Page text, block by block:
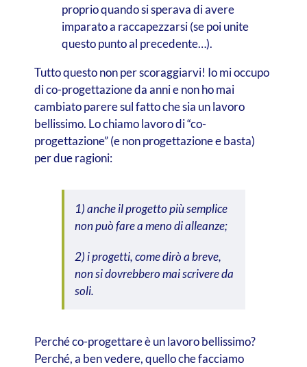
proprio quando si sperava di avere
imparato a raccapezzarsi (se poi unite
questo punto al precedente…).
Tutto questo non per scoraggiarvi! Io mi occupo
di co-progettazione da anni e non ho mai
cambiato parere sul fatto che sia un lavoro
bellissimo. Lo chiamo lavoro di “co-
progettazione” (e non progettazione e basta)
per due ragioni:
1) anche il progetto più semplice
non può fare a meno di alleanze;
2) i progetti, come dirò a breve,
non si dovrebbero mai scrivere da
soli.
Perché co-progettare è un lavoro bellissimo?
Perché, a ben vedere, quello che facciamo